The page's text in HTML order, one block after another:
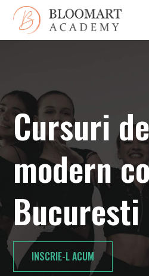
Cursuri
modern
Bucuresti
INSCRIE-L ACUM